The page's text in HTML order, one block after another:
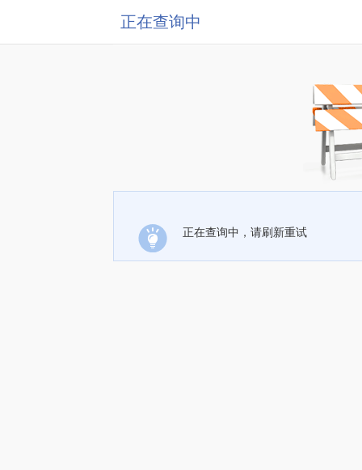
正在查询中
正在查询中，请刷新重试